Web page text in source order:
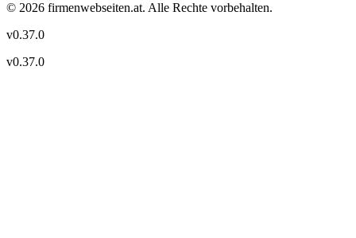
© 2026 firmenwebseiten.at. Alle Rechte vorbehalten.
v0.37.0
v0.37.0